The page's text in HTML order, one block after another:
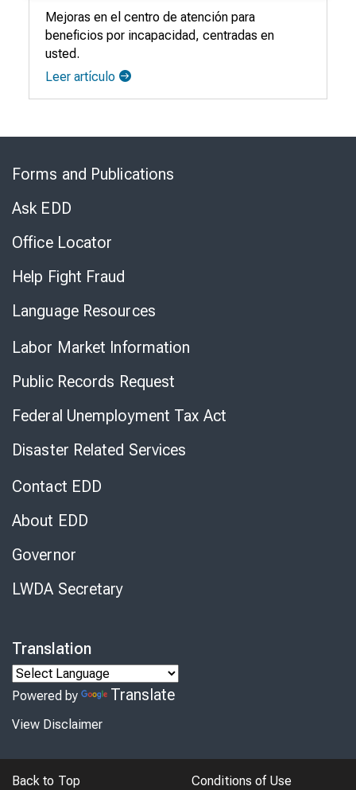
Mejoras en el centro de atención para
beneficios por incapacidad, centradas en
usted.
Leer artículo
Forms and Publications
Ask EDD
Office Locator
Help Fight Fraud
Language Resources
Labor Market Information
Public Records Request
Federal Unemployment Tax Act
Disaster Related Services
Contact EDD
About EDD
Governor
LWDA Secretary
Translation
Powered by Translate
View Disclaimer
Back to Top Conditions of Use